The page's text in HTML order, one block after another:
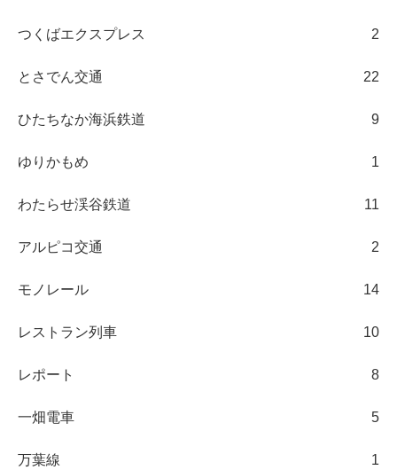
つくばエクスプレス 2
とさでん交通 22
ひたちなか海浜鉄道 9
ゆりかもめ 1
わたらせ渓谷鉄道 11
アルピコ交通 2
モノレール 14
レストラン列車 10
レポート 8
一畑電車 5
万葉線 1